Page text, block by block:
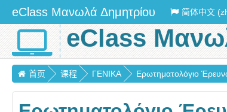
eClass Μανωλά Δημητρίου 简体中文
eClass
首页 课程 ΓΕΝΙΚΑ Ερωτηματολόγιο